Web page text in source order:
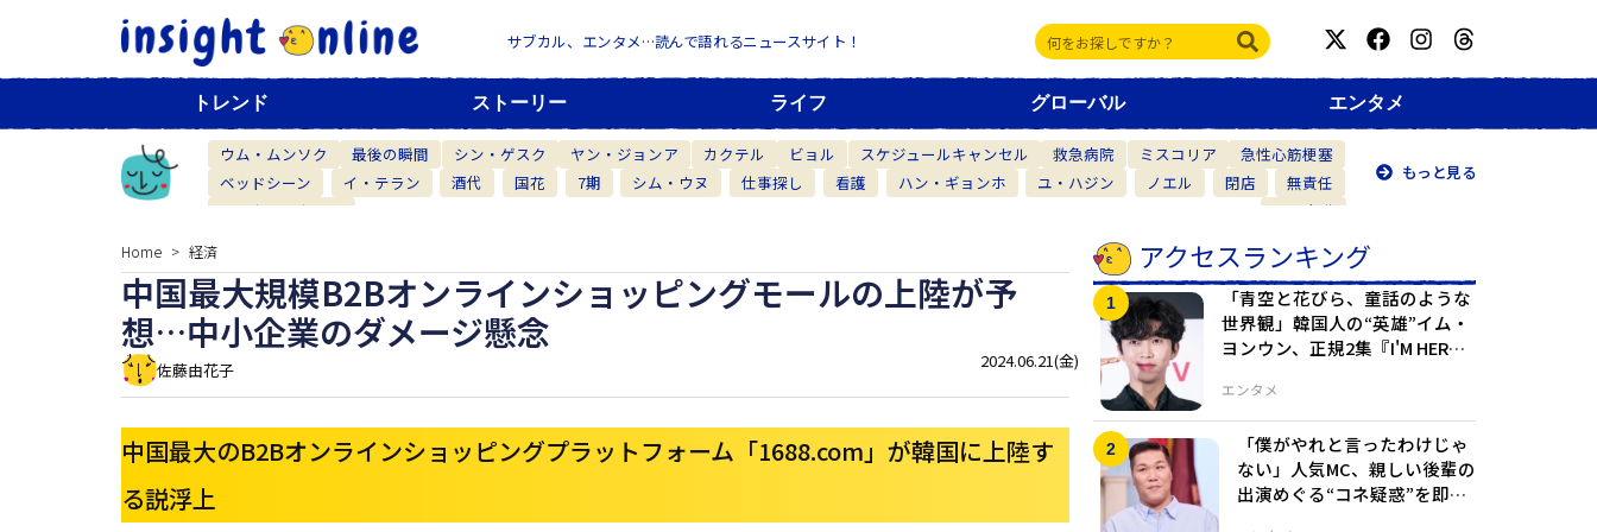
サブカル、エンタメ…読んで語れるニュースサイト！
トレンド ストーリー ライフ グローバル エンタメ
ウム・ムンソク 最後の瞬間 シン・ゲスク ヤン・ジョンア カクテル ビョル スケジュールキャンセル 救急病院 ミスコリア
急性心筋梗塞
ベッドシーン
イ・テラン 酒代 国花 7期 シム・ウヌ 仕事探し 看護 ハン・ギョンホ ユ・ハジン ノエル 閉店
無責任
ベーカリーカフェ
仲間意識
もっと見る
Home 経済
中国最大規模B2Bオンラインショッピングモールの上陸が予
想…中小企業のダメージ懸念
佐藤由花子 2024.06.21(金)
中国最大のB2Bオンラインショッピングプラットフォーム「1688.com」が韓国に上陸す
る説浮上
アクセスランキング
エンタメ
「青空と花びら、童話のような
世界観」韓国人の“英雄”イム・
ヨンウン、正規2集『I'M HERO
「僕がやれと言ったわけじゃ
ない」人気MC、親しい後輩の
出演めぐる“コネ疑惑”を即否